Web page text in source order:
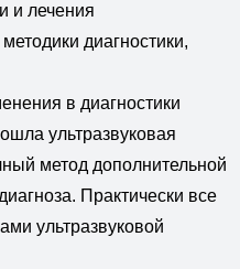
и лечения
диагностики,
в диагностики
ультразвуковая
метод дополнительной
Практически все
ультразвуковой